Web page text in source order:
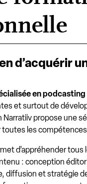
d’acquérir
en podcasting
et surtout de
Narratiiv propose une
toutes les
d’appréhender tous
: conception
diffusion et stratégie